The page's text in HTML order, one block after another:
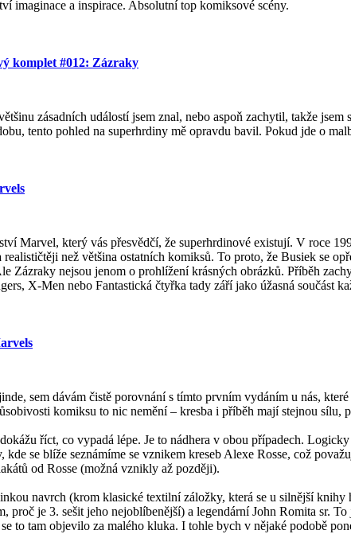
imaginace a inspirace. Absolutní top komiksové scény.
komplet #012: Zázraky
zásadních událostí jsem znal, nebo aspoň zachytil, takže
tento pohled na superhrdiny mě opravdu bavil. Pokud jde o
Marvel, který vás přesvědčí, že superhrdinové existují. V
než většina ostatních komiksů. To proto, že Busiek se
Zázraky nejsou jenom o prohlížení krásných obrázků. Příběh
X-Men nebo Fantastická čtyřka tady září jako úžasná
sem dávám čistě porovnání s tímto prvním vydáním u nás,
komiksu to nic nemění – kresba i příběh mají stejnou sílu,
říct, co vypadá lépe. Je to nádhera v obou případech.
kde se blíže seznámíme se vznikem kreseb Alexe Rosse, což
od Rosse (možná vznikly až později).
navrch (krom klasické textilní záložky, která se u silnější
proč je 3. sešit jeho nejoblíbenější) a legendární John Romita sr.
to tam objevilo za malého kluka. I tohle bych v nějaké podobě